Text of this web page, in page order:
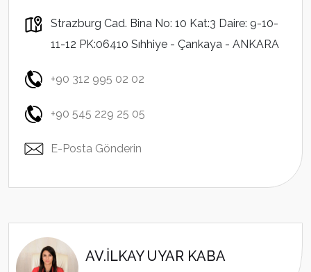
Strazburg Cad. Bina No: 10 Kat:3 Daire: 9-10-
11-12 PK:06410 Sıhhiye - Çankaya - ANKARA
+90 312 995 02 02
+90 545 229 25 05
E-Posta Gönderin
AV.İLKAY UYAR KABA